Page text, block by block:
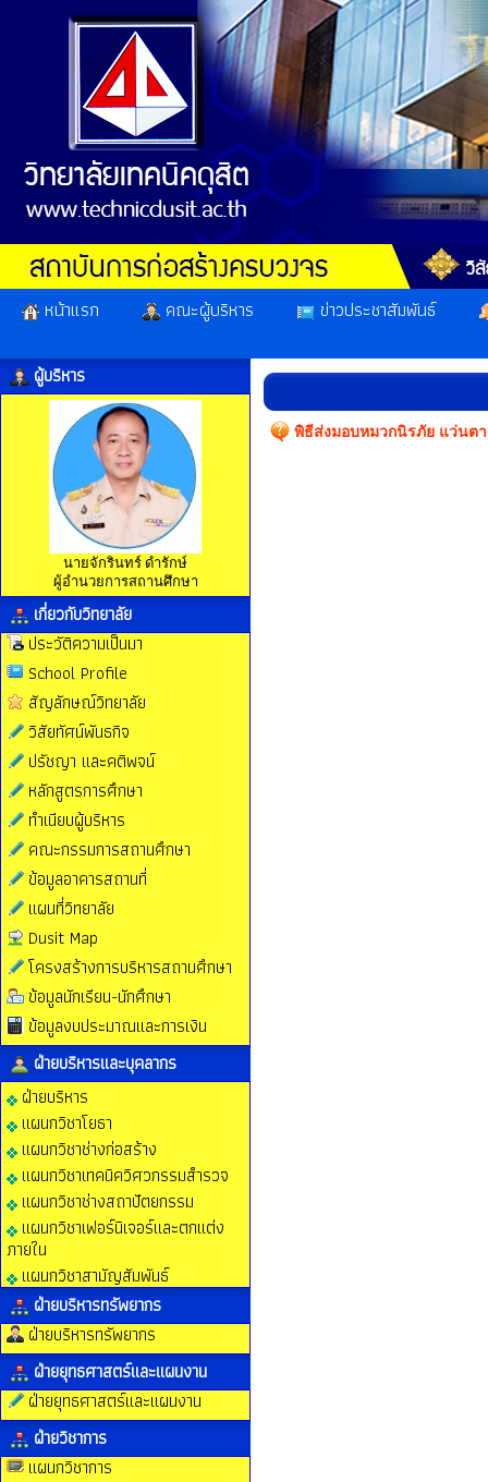
หน้าแรก คณะผู้บริหาร ข่าวประชาสัมพันธ์
ผู้บริหาร
นายจักรินทร์ ดำรักษ์
ผู้อำนวยการสถานศึกษา
เกี่ยวกับวิทยาลัย
ประวัติความเป็นมา
School Profile
สัญลักษณ์วิทยาลัย
วิสัยทัศน์พันธกิจ
ปรัชญา และคติพจน์
หลักสูตรการศึกษา
ทำเนียบผู้บริหาร
คณะกรรมการสถานศึกษา
ข้อมูลอาคารสถานที่
แผนที่วิทยาลัย
Dusit Map
โครงสร้างการบริหารสถานศึกษา
ข้อมูลนักเรียน-นักศึกษา
ข้อมูลงบประมาณและการเงิน
ฝ่ายบริหารและบุคลากร
ฝ่ายบริหาร
แผนกวิชาโยธา
แผนกวิชาช่างก่อสร้าง
แผนกวิชาเทคนิควิศวกรรมสำรวจ
แผนกวิชาช่างสถาปัตยกรรม
แผนกวิชาเฟอร์นิเจอร์และตกแต่ง
ภายใน
แผนกวิชาสามัญสัมพันธ์
ฝ่ายบริหารทรัพยากร
ฝ่ายบริหารทรัพยากร
ฝ่ายยุทธศาสตร์และแผนงาน
ฝ่ายยุทธศาสตร์และแผนงาน
ฝ่ายวิชาการ
แผนกวิชาการ
พิธีส่งมอบหมวกนิรภัย แว่นต